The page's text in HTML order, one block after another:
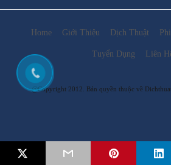
Home Giới Thiệu Dịch Thuật
Tuyển Dụng Liên
@Copyright 2012. Bản quyền thuộc về